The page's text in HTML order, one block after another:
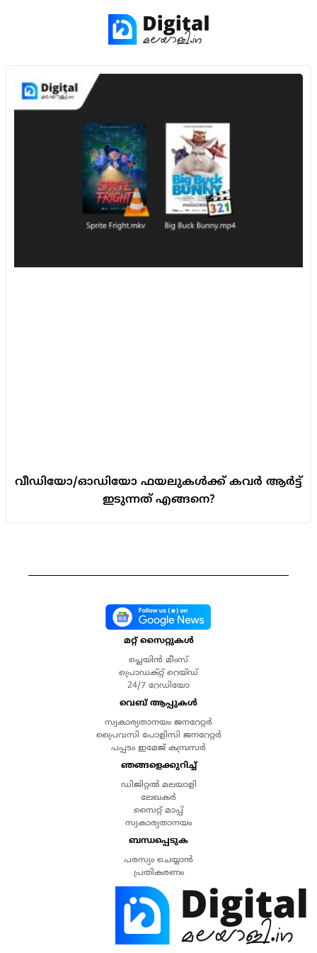
വീഡിയോ/ഓഡിയോ ഫയലുകൾക്ക് കവർ ആർട്ട്
ഇടുന്നത് എങ്ങനെ?
മറ്റ് സൈറ്റുകൾ
പ്ലെയിൻ മീംസ്
പ്രൊഡക്റ്റ് റെയ്ഡ്
24/7 റേഡിയോ
വെബ് ആപ്പുകൾ
സ്വകാര്യതാനയം ജനറേറ്റർ
പ്രൈവസി പോളിസി ജനറേറ്റർ
പപ്പടം ഇമേജ് കമ്പ്രസർ
ഞങ്ങളെക്കുറിച്ച്
ഡിജിറ്റൽ മലയാളി
ലേഖകർ
സൈറ്റ് മാപ്പ്
സ്വകാര്യതാനയം
ബന്ധപ്പെടുക
പരസ്യം ചെയ്യാൻ
പ്രതികരണം